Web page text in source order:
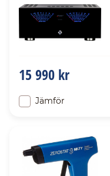
15 990 kr
Jämför